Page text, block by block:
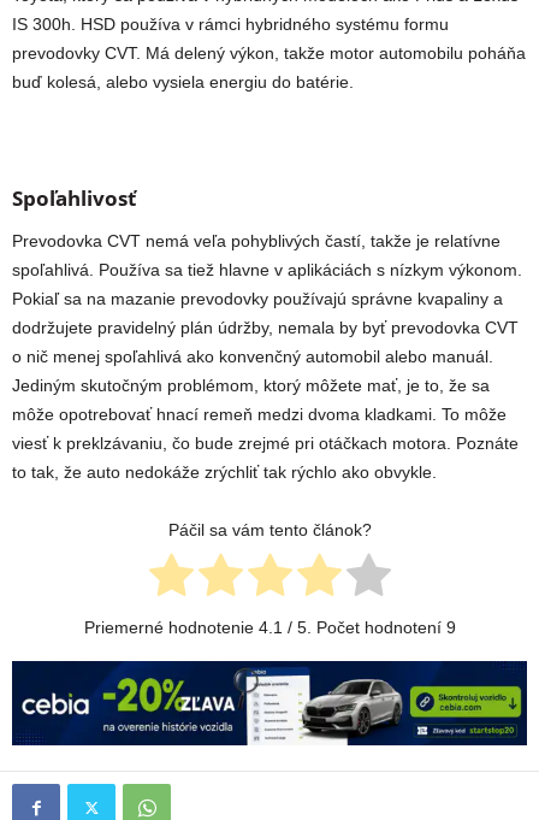
IS 300h. HSD používa v rámci hybridného systému formu
prevodovky CVT. Má delený výkon, takže motor automobilu poháňa
buď kolesá, alebo vysiela energiu do batérie.
Spoľahlivosť
Prevodovka CVT nemá veľa pohyblivých častí, takže je relatívne
spoľahlivá. Používa sa tiež hlavne v aplikáciách s nízkym výkonom.
Pokiaľ sa na mazanie prevodovky používajú správne kvapaliny a
dodržujete pravidelný plán údržby, nemala by byť prevodovka CVT
o nič menej spoľahlivá ako konvenčný automobil alebo manuál.
Jediným skutočným problémom, ktorý môžete mať, je to, že sa
môže opotrebovať hnací remeň medzi dvoma kladkami. To môže
viesť k preklzávaniu, čo bude zrejmé pri otáčkach motora. Poznáte
to tak, že auto nedokáže zrýchliť tak rýchlo ako obvykle.
Páčil sa vám tento článok?
Priemerné hodnotenie 4.1/ 5. Počet hodnotení 9